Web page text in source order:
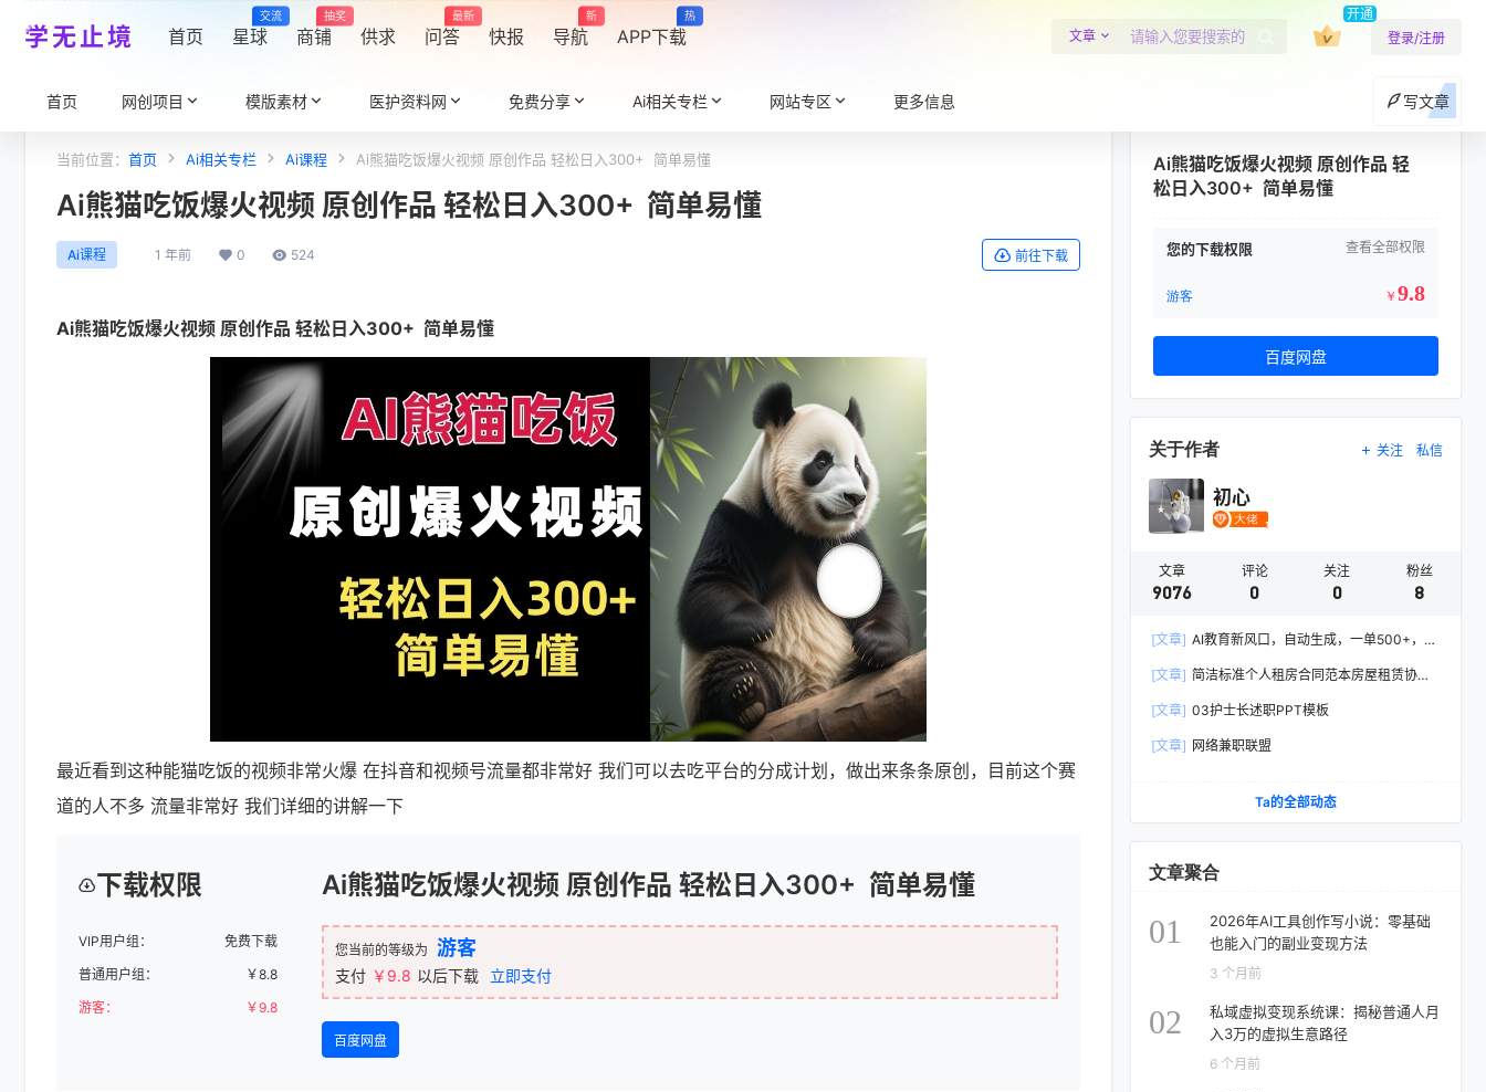
学无止境 首页 星球
交流
商铺
抽奖
供求 问答
最新
快报 导航
新
APP下载
热
文章
开通
登录/注册
首页 网创项目 模版素材 医护资料网 免费分享 Ai相关专栏 网站专区 更多信息 写文章
当前位置： 首页 Ai相关专栏 Ai课程 Ai熊猫吃饭爆火视频 原创作品 轻松日入300+ 简单易懂
Ai熊猫吃饭爆火视频 原创作品 轻松日入300+ 简单易懂
Ai课程 1 年前 0 524 前往下载
Ai熊猫吃饭爆火视频 原创作品 轻松日入300+ 简单易懂
最近看到这种能猫吃饭的视频非常火爆 在抖音和视频号流量都非常好 我们可以去吃平台的分成计划，做出来条条原创，目前这个赛
道的人不多 流量非常好 我们详细的讲解一下
下载权限
VIP用户组：
免费下载
普通用户组：
￥8.8
游客：
￥9.8
Ai熊猫吃饭爆火视频 原创作品 轻松日入300+ 简单易懂
您当前的等级为 游客
支付 ￥9.8 以后下载 立即支付
百度网盘
Ai熊猫吃饭爆火视频 原创作品 轻
松日入300+ 简单易懂
您的下载权限 查看全部权限
游客 ￥ 9.8
百度网盘
关于作者 关注 私信
初心
文章
9076
评论
0
关注
0
粉丝
8
[文章] AI教育新风口，自动生成，一单500+，月
[文章] 简洁标准个人租房合同范本房屋租赁协议
[文章] 03护士长述职PPT模板
[文章] 网络兼职联盟
Ta的全部动态
文章聚合
01
2026年AI工具创作写小说：零基础
也能入门的副业变现方法
3 个月前
02
私域虚拟变现系统课：揭秘普通人月
入3万的虚拟生意路径
6 个月前